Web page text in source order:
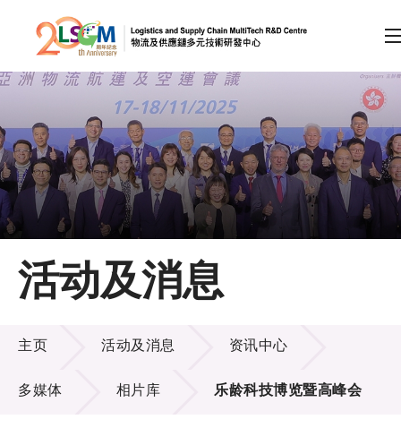
跳到内容（按回车键）
会员登录
A A EN 繁 简
主页
关于LSCM
技术商品化
项目及资助计划
活动及消息
活动及消息
活动及消息
主页 活动及消息 资讯中心
多媒体 相片库 乐龄科技博览暨高峰会